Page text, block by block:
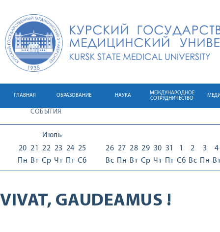
ГЛАВНАЯ ОБРАЗОВАНИЕ НАУКА
МЕЖДУНАРОДНОЕ
СОТРУДНИЧЕСТВО
СОБЫТИЯ
Июль
20
Пн
21
Вт
22
Ср
23
Чт
24
Пт
25
Сб
26
Вс
27
Пн
28
Вт
29
Ср
30
Чт
31
Пт
1
Сб
2
Вс
3
Пн
4
VIVAT, GAUDEAMUS !